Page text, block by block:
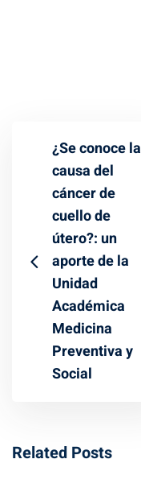
¿Se conoce la
causa del
cáncer de
cuello de
útero?: un
aporte de la
Unidad
Académica
Medicina
Preventiva y
Social
Related Posts